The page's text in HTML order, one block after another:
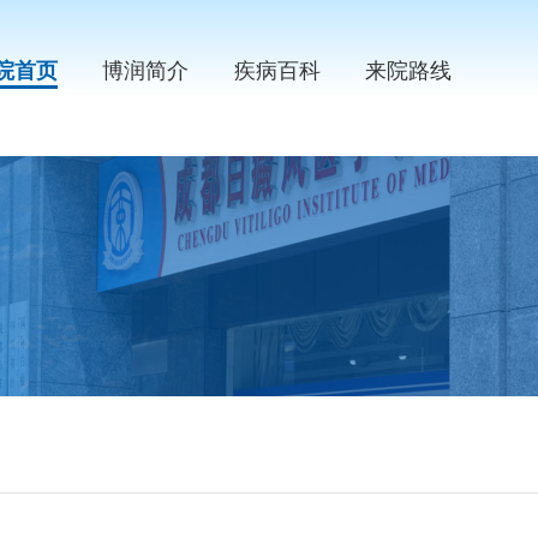
首页 博润简介 疾病百科 来院路线